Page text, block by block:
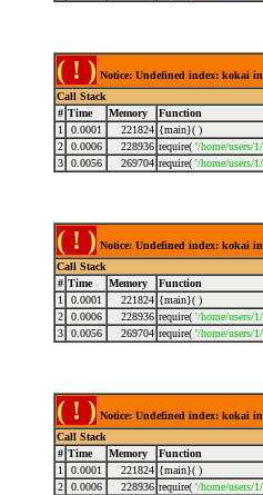
( ! ) Notice: Undefined index: kokai
Call Stack
# Time Memory
Function
1
0.0001 221824 {main}( )
2
0.0006 228936 require( '/home/users/
3
0.0056 269704 require( '/home/users/
( ! ) Notice: Undefined index: kokai
Call Stack
# Time Memory
Function
1
0.0001 221824 {main}( )
2
0.0006 228936 require( '/home/users/
3
0.0056 269704 require( '/home/users/
( ! ) Notice: Undefined index: kokai
Call Stack
# Time Memory
Function
1
0.0001 221824 {main}( )
2
0.0006 228936 require( '/home/users/